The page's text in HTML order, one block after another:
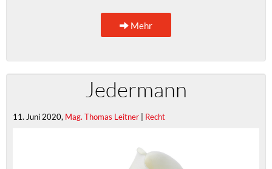
Mehr
Jedermann
11. Juni 2020, Mag. Thomas Leitner | Recht